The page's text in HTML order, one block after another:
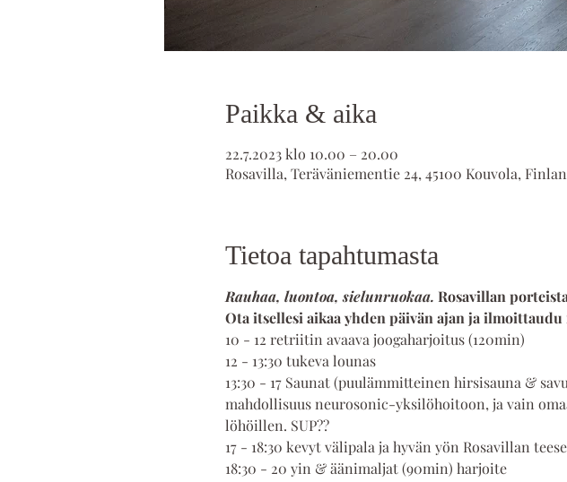
Paikka & aika
22.7.2023 klo 10.00 – 20.00
Rosavilla, Teräväniementie 24, 45100 Kouvola,
Tietoa tapahtumasta
Rauhaa, luontoa, sielunruokaa. Rosavillan
Ota itsellesi aikaa yhden päivän ajan ja
10 - 12 retriitin avaava joogaharjoitus (120min)
12 - 13:30 tukeva lounas
13:30 - 17 Saunat (puulämmitteinen hirsisauna &
mahdollisuus neurosonic-yksilöhoitoon, ja vain
löhöillen. SUP??
17 - 18:30 kevyt välipala ja hyvän yön Rosavillan
18:30 - 20 yin & äänimaljat (90min) harjoite